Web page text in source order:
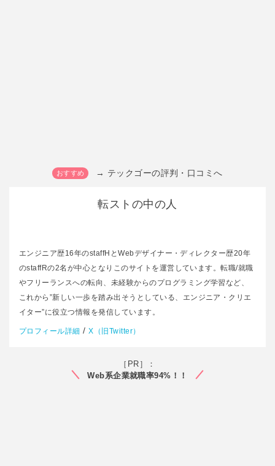
→ テックゴーの評判・口コミへ
転ストの中の人
エンジニア歴16年のstaffHとWebデザイナー・ディレクター歴20年
のstaffRの2名が中心となりこのサイトを運営しています。転職/就職
やフリーランスへの転向、未経験からのプログラミング学習など、
これから”新しい一歩を踏み出そうとしている、エンジニア・クリエ
イター”に役立つ情報を発信しています。
プロフィール詳細 /X（旧Twitter）
［PR］：
Web系企業就職率94%！！